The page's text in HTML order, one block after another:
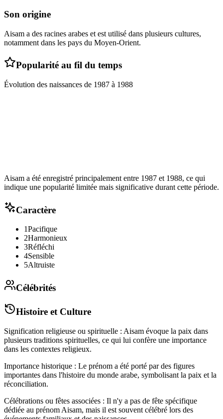
Son origine
Aisam a des racines arabes et est utilisé dans plusieurs cultures,
notamment dans les pays du Moyen-Orient.
Popularité au fil du temps
Évolution des naissances de 1987 à 1988
Aisam a été enregistré principalement entre 1987 et 1988, ce qui
indique une popularité limitée mais significative durant cette période.
Caractère
1Pacifique
2Harmonieux
3Réfléchi
4Sensible
5Altruiste
Célébrités
Histoire et Culture
Signification religieuse ou spirituelle : Aisam évoque la paix dans
plusieurs traditions spirituelles, ce qui lui confère une importance
dans les contextes religieux.
Importance historique : Le prénom a été porté par des figures
importantes dans l'histoire du monde arabe, symbolisant la paix et la
réconciliation.
Célébrations ou fêtes associées : Il n'y a pas de fête spécifique
dédiée au prénom Aisam, mais il est souvent célébré lors des